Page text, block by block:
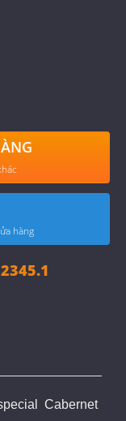
hàng
Cabernet